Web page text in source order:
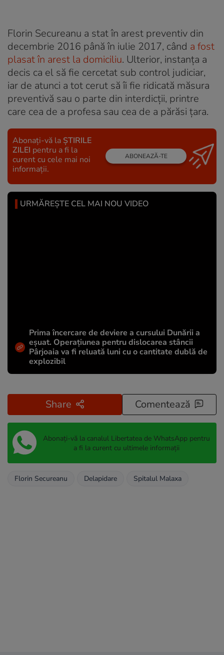
Florin Secureanu a stat în arest preventiv din
decembrie 2016 până în iulie 2017, când a fost
plasat în arest la domiciliu. Ulterior, instanța a
decis ca el să fie cercetat sub control judiciar,
iar de atunci a tot cerut să îi fie ridicată măsura
preventivă sau o parte din interdicții, printre
care cea de a profesa sau cea de a părăsi țara.
Abonați-vă la ȘTIRILE
ZILEI pentru a fi la
curent cu cele mai noi
informații.
ABONEAZĂ-TE
URMĂREȘTE CEL MAI NOU VIDEO
Prima încercare de deviere a cursului Dunării a
eșuat. Operațiunea pentru dislocarea stâncii
Pârjoaia va fi reluată luni cu o cantitate dublă de
explozibil
Share Comentează
Abonați-vă la canalul Libertatea de WhatsApp pentru
a fi la curent cu ultimele informații
Florin Secureanu Delapidare Spitalul Malaxa